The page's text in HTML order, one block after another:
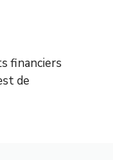
financiers
de